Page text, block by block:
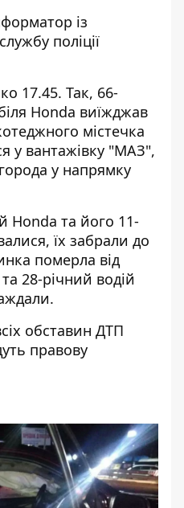
із
поліції
17.45. Так, 66-
Honda виїжджав
містечка
у вантажівку "МАЗ",
у напрямку
Honda та його 11-
їх забрали до
померла від
28-річний водій
обставин ДТП
правову